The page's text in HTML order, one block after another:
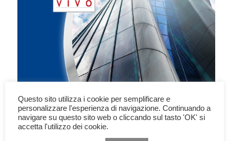
FEDERACCIAI
Questo sito utilizza i cookie per semplificare e
personalizzare l'esperienza di navigazione. Continuando a
navigare su questo sito web o cliccando sul tasto 'OK' si
accetta l'utilizzo dei cookie.